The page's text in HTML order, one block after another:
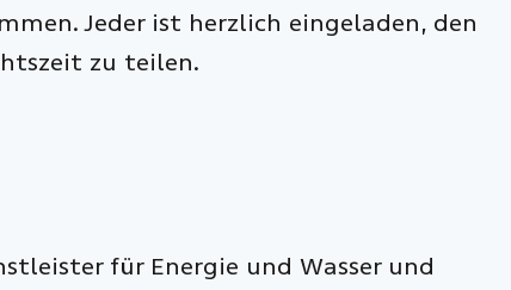
Jeder ist herzlich eingeladen, den
zu teilen.
für Energie und Wasser und